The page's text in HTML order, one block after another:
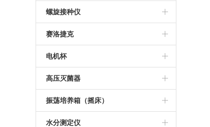
宁波新芝超声波细胞破碎仪
螺旋接种仪
法国Interscience
西班牙IUL螺旋接种仪
推荐螺旋接种仪
赛洛捷克
离心机
电机杯
伯乐电机杯
高压灭菌器
推荐高压灭菌器
美国致微高压灭菌器
振荡培养箱（摇床）
WIGGENS
水分测定仪